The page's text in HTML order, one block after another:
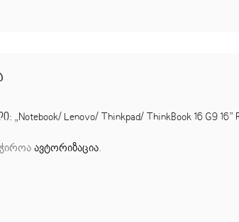
Lenovo/ Thinkpad/ ThinkBook 16 G9 16”
ავტორიზაცია.